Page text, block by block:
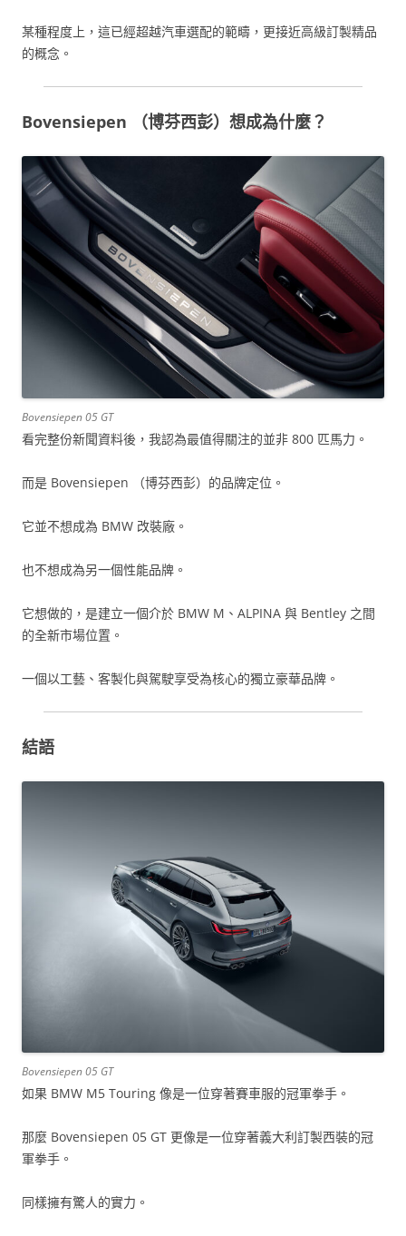
某種程度上，這已經超越汽車選配的範疇，更接近高級訂製精品
的概念。
Bovensiepen （博芬西彭）想成為什麼？
Bovensiepen 05 GT
看完整份新聞資料後，我認為最值得關注的並非 800 匹馬力。
而是 Bovensiepen （博芬西彭）的品牌定位。
它並不想成為 BMW 改裝廠。
也不想成為另一個性能品牌。
它想做的，是建立一個介於 BMW M、ALPINA 與 Bentley 之間
的全新市場位置。
一個以工藝、客製化與駕駛享受為核心的獨立豪華品牌。
結語
Bovensiepen 05 GT
如果 BMW M5 Touring 像是一位穿著賽車服的冠軍拳手。
那麼 Bovensiepen 05 GT 更像是一位穿著義大利訂製西裝的冠
軍拳手。
同樣擁有驚人的實力。